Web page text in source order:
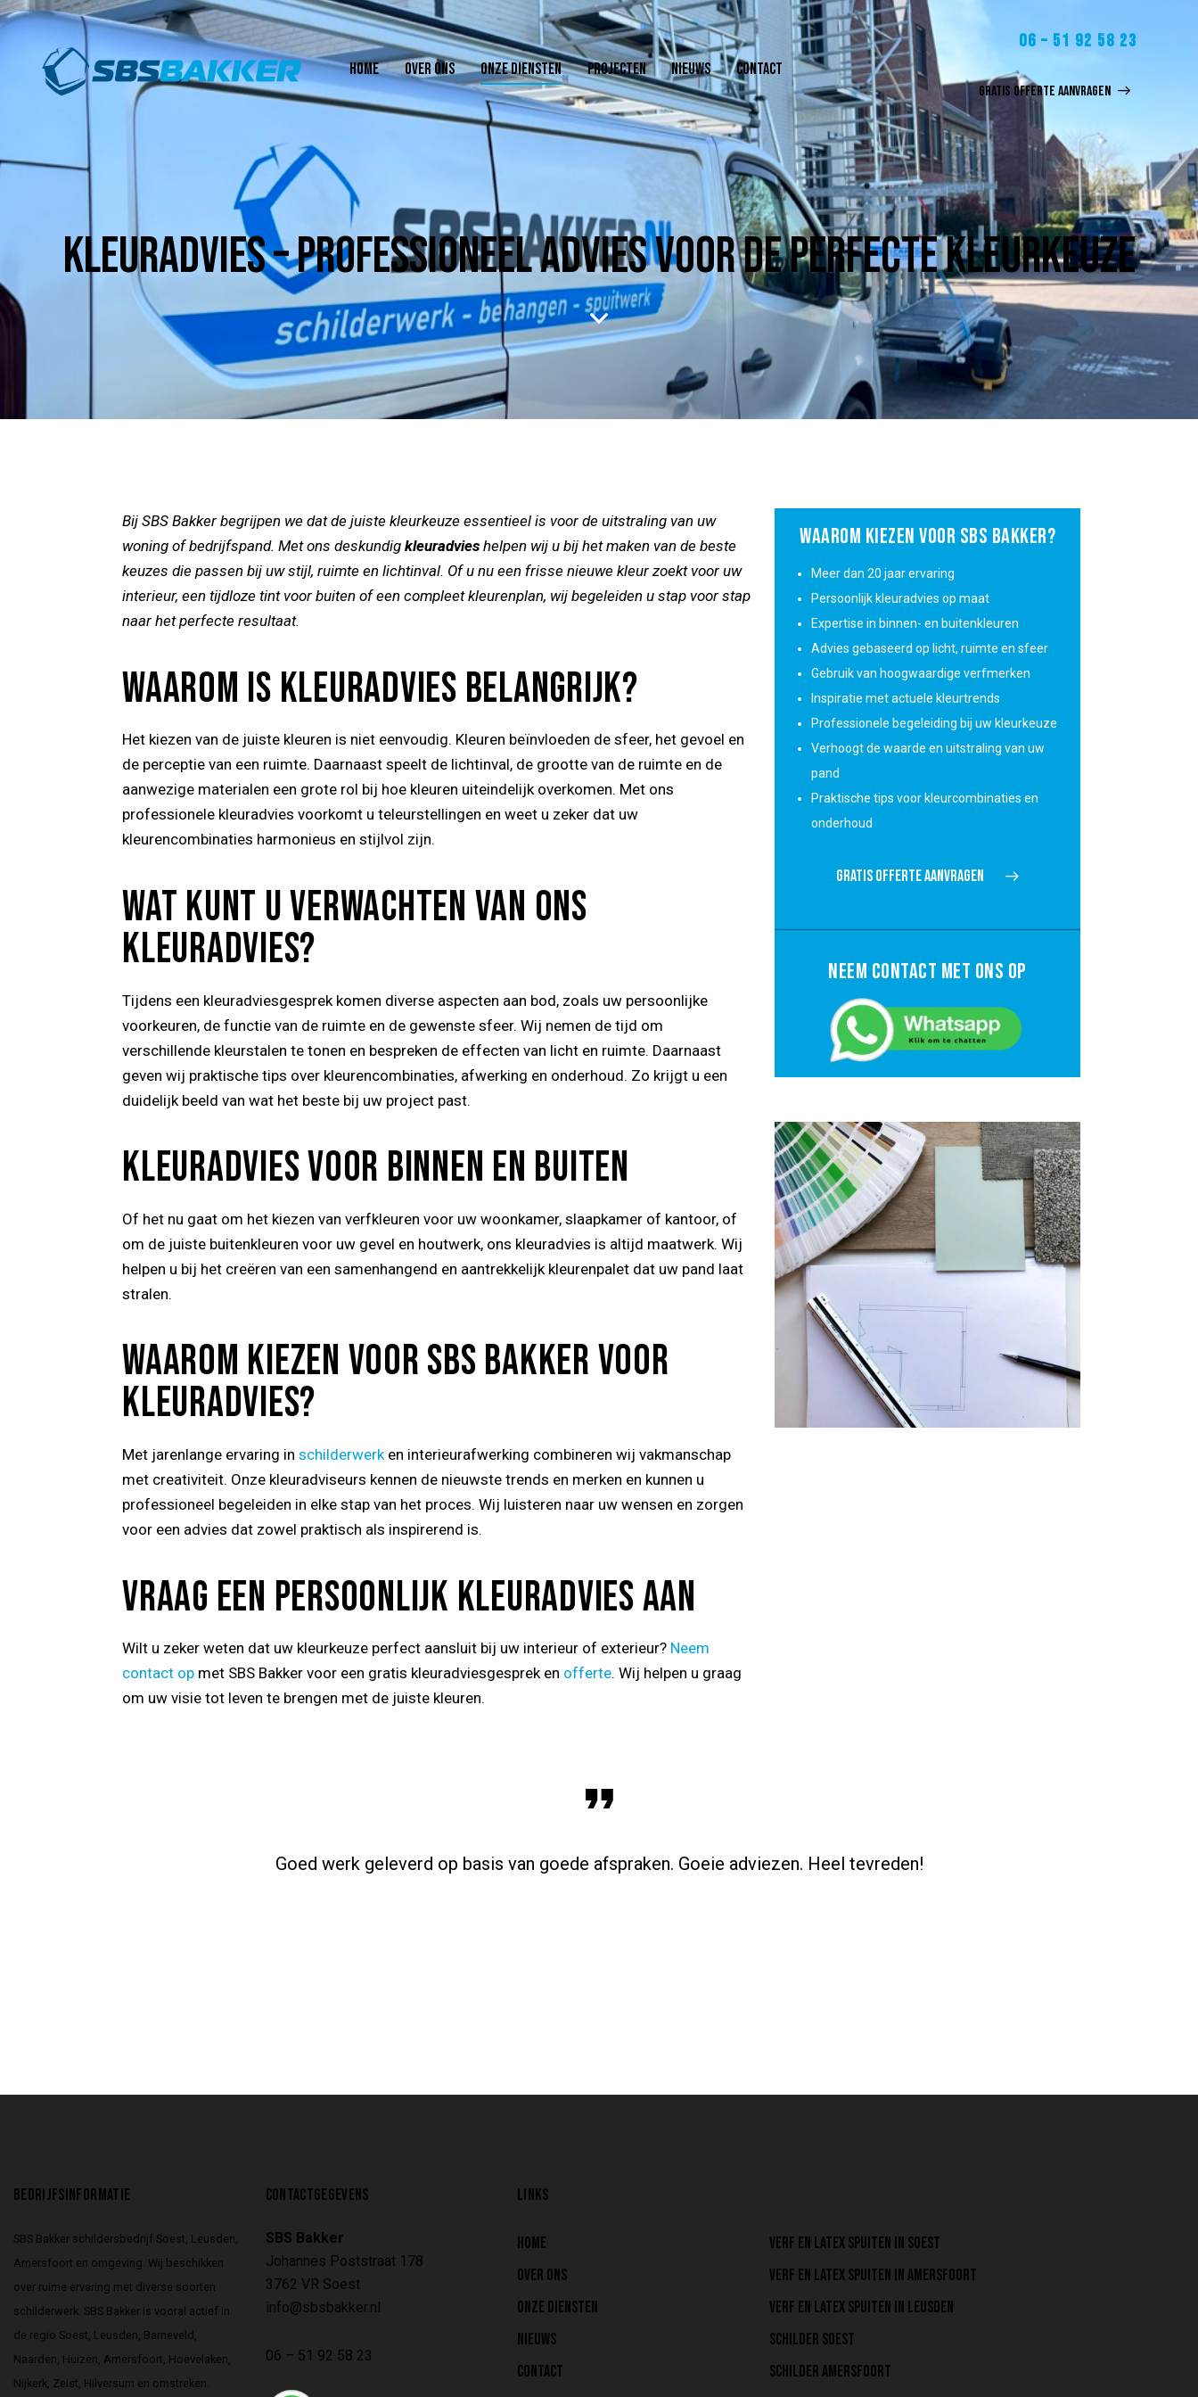
HOME OVER ONS ONZE DIENSTEN PROJECTEN NIEUWS CONTACT
06 – 51 92 58 23
GRATIS OFFERTE AANVRAGEN
KLEURADVIES – PROFESSIONEEL ADVIES VOOR DE PERFECTE KLEURKEUZE
Bij SBS Bakker begrijpen we dat de juiste kleurkeuze essentieel is voor de uitstraling van uw
woning of bedrijfspand. Met ons deskundig kleuradvies helpen wij u bij het maken van de beste
keuzes die passen bij uw stijl, ruimte en lichtinval. Of u nu een frisse nieuwe kleur zoekt voor uw
interieur, een tijdloze tint voor buiten of een compleet kleurenplan, wij begeleiden u stap voor stap
naar het perfecte resultaat.
WAAROM IS KLEURADVIES BELANGRIJK?
Het kiezen van de juiste kleuren is niet eenvoudig. Kleuren beïnvloeden de sfeer, het gevoel en
de perceptie van een ruimte. Daarnaast speelt de lichtinval, de grootte van de ruimte en de
aanwezige materialen een grote rol bij hoe kleuren uiteindelijk overkomen. Met ons
professionele kleuradvies voorkomt u teleurstellingen en weet u zeker dat uw
kleurencombinaties harmonieus en stijlvol zijn.
WAT KUNT U VERWACHTEN VAN ONS
KLEURADVIES?
Tijdens een kleuradviesgesprek komen diverse aspecten aan bod, zoals uw persoonlijke
voorkeuren, de functie van de ruimte en de gewenste sfeer. Wij nemen de tijd om
verschillende kleurstalen te tonen en bespreken de effecten van licht en ruimte. Daarnaast
geven wij praktische tips over kleurencombinaties, afwerking en onderhoud. Zo krijgt u een
duidelijk beeld van wat het beste bij uw project past.
KLEURADVIES VOOR BINNEN EN BUITEN
Of het nu gaat om het kiezen van verfkleuren voor uw woonkamer, slaapkamer of kantoor, of
om de juiste buitenkleuren voor uw gevel en houtwerk, ons kleuradvies is altijd maatwerk. Wij
helpen u bij het creëren van een samenhangend en aantrekkelijk kleurenpalet dat uw pand laat
stralen.
WAAROM KIEZEN VOOR SBS BAKKER VOOR
KLEURADVIES?
Met jarenlange ervaring in schilderwerken interieurafwerking combineren wij vakmanschap
met creativiteit. Onze kleuradviseurs kennen de nieuwste trends en merken en kunnen u
professioneel begeleiden in elke stap van het proces. Wij luisteren naar uw wensen en zorgen
voor een advies dat zowel praktisch als inspirerend is.
VRAAG EEN PERSOONLIJK KLEURADVIES AAN
Wilt u zeker weten dat uw kleurkeuze perfect aansluit bij uw interieur of exterieur? Neem
contact op met SBS Bakker voor een gratis kleuradviesgesprek en offerte. Wij helpen u graag
om uw visie tot leven te brengen met de juiste kleuren.
WAAROM KIEZEN VOOR SBS BAKKER?
Meer dan 20 jaar ervaring
Persoonlijk kleuradvies op maat
Expertise in binnen- en buitenkleuren
Advies gebaseerd op licht, ruimte en sfeer
Gebruik van hoogwaardige verfmerken
Inspiratie met actuele kleurtrends
Professionele begeleiding bij uw kleurkeuze
Verhoogt de waarde en uitstraling van uw
pand
Praktische tips voor kleurcombinaties en
onderhoud
GRATIS OFFERTE AANVRAGEN
NEEM CONTACT MET ONS OP
Goed werk geleverd op basis van goede afspraken. Goeie adviezen. Heel tevreden!
BEDRIJFSINFORMATIE
SBS Bakker schildersbedrijf Soest, Leusden,
Amersfoort en omgeving. Wij beschikken
over ruime ervaring met diverse soorten
schilderwerk. SBS Bakker is vooral actief in
de regio Soest, Leusden, Barneveld,
Naarden, Huizen, Amersfoort, Hoevelaken,
Nijkerk, Zeist, Hilversum en omstreken.
CONTACTGEGEVENS
SBS Bakker
Johannes Poststraat 178
3762 VR Soest
info@sbsbakker.nl
06 – 51 92 58 23
LINKS
HOME
OVER ONS
ONZE DIENSTEN
NIEUWS
CONTACT
VERF EN LATEX SPUITEN IN SOEST
VERF EN LATEX SPUITEN IN AMERSFOORT
VERF EN LATEX SPUITEN IN LEUSDEN
SCHILDER SOEST
SCHILDER AMERSFOORT